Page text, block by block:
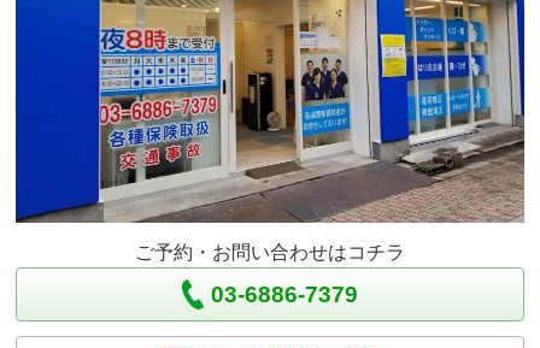
ご予約・お問い合わせはコチラ
03-6886-7379